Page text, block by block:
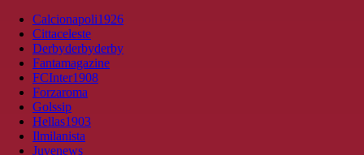
Calcionapoli1926
Cittaceleste
Derbyderbyderby
Fantamagazine
FCInter1908
Forzaroma
Golssip
Hellas1903
Ilmilanista
Juvenews